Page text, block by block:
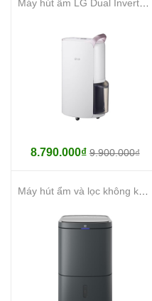
8.790.000₫9.900.000₫